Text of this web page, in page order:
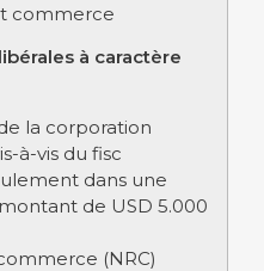
commerce
à caractère
la corporation
à-vis du fisc
dans une
de USD 5.000
(NRC)